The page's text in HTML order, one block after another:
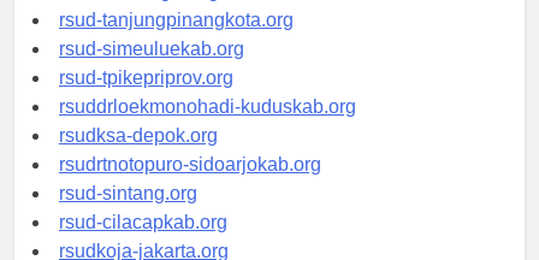
rsud-kotabogor.org
rsud-tanjungpinangkota.org
rsud-simeuluekab.org
rsud-tpikepriprov.org
rsuddrloekmonohadi-kuduskab.org
rsudksa-depok.org
rsudrtnotopuro-sidoarjokab.org
rsud-sintang.org
rsud-cilacapkab.org